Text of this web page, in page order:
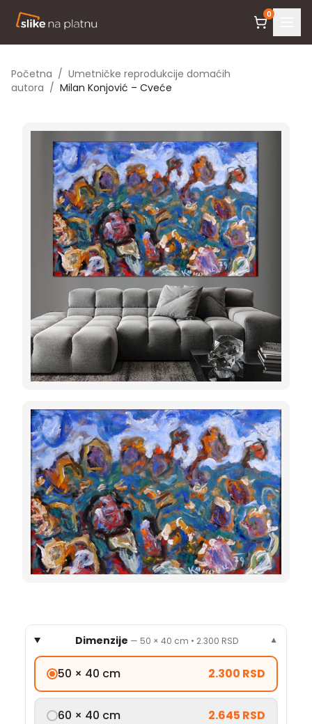
0
Početna / Umetničke reprodukcije domaćih
autora / Milan Konjović – Cveće
Dimenzije — 50 × 40 cm • 2.300 RSD ▼
50 × 40 cm 2.300 RSD
60 × 40 cm 2.645 RSD